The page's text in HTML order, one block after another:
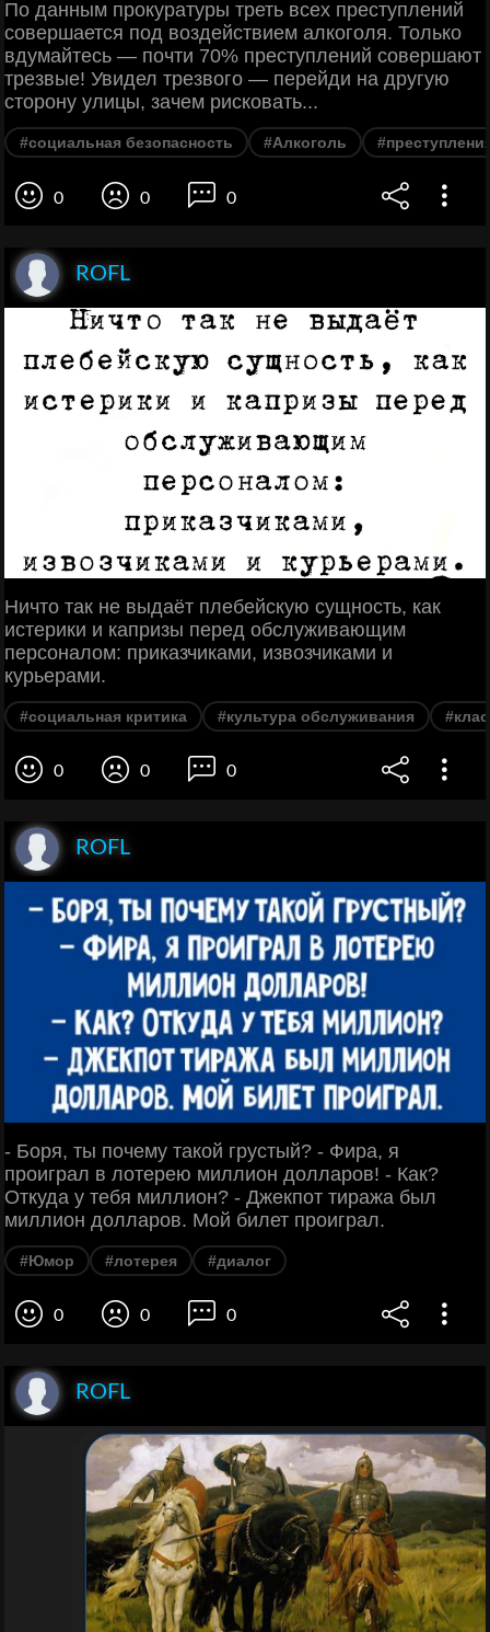
По данным прокуратуры треть всех преступлений
совершается под воздействием алкоголя. Только
вдумайтесь — почти 70% преступлений совершают
трезвые! Увидел трезвого — перейди на другую
сторону улицы, зачем рисковать...
#социальная безопасность #Алкоголь
0 0 0
ROFL
Ничто так не выдаёт плебейскую сущность, как
истерики и капризы перед обслуживающим
персоналом: приказчиками, извозчиками и
курьерами.
#социальная критика #культура обслуживания
0 0 0
ROFL
- Боря, ты почему такой грустый? - Фира, я
проиграл в лотерею миллион долларов! - Как?
Откуда у тебя миллион? - Джекпот тиража был
миллион долларов. Мой билет проиграл.
#Юмор #лотерея #диалог
0 0 0
ROFL